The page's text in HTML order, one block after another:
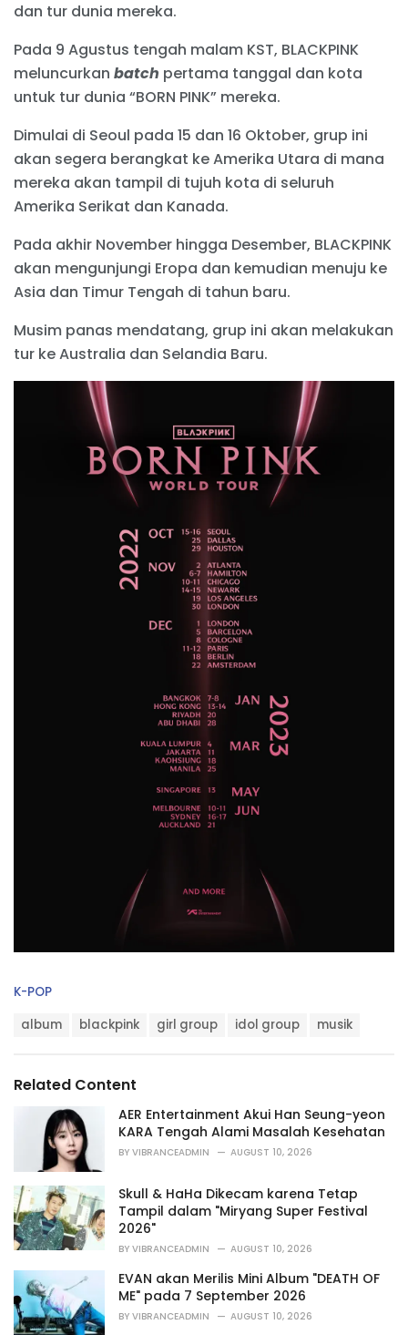
dan tur dunia mereka.
Pada 9 Agustus tengah malam KST, BLACKPINK
meluncurkan batch pertama tanggal dan kota
untuk tur dunia “BORN PINK” mereka.
Dimulai di Seoul pada 15 dan 16 Oktober, grup ini
akan segera berangkat ke Amerika Utara di mana
mereka akan tampil di tujuh kota di seluruh
Amerika Serikat dan Kanada.
Pada akhir November hingga Desember, BLACKPINK
akan mengunjungi Eropa dan kemudian menuju ke
Asia dan Timur Tengah di tahun baru.
Musim panas mendatang, grup ini akan melakukan
tur ke Australia dan Selandia Baru.
C
r
K-POP
:
album blackpink girl group idol group musik
Related Content
AER Entertainment Akui Han Seung-yeon
KARA Tengah Alami Masalah Kesehatan
BY VIBRANCEADMIN AUGUST 10, 2026
Skull & HaHa Dikecam karena Tetap
Tampil dalam "Miryang Super Festival
2026"
BY VIBRANCEADMIN AUGUST 10, 2026
EVAN akan Merilis Mini Album "DEATH OF
ME" pada 7 September 2026
BY VIBRANCEADMIN AUGUST 10, 2026